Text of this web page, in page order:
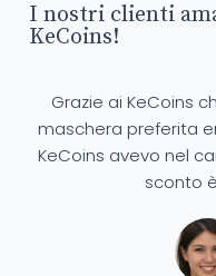
I nostri clienti
KeCoins!
Grazie ai KeCoins
maschera preferita
KeCoins avevo nel
sconto